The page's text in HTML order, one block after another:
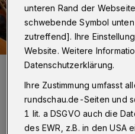
Die Stände auf der Messe sind
Institutionen haben ihr Kommen
Foto: Silke Kamann
unteren Rand der
schwebende Symbol
zutreffend]. Ihre
Website. Weitere
Datenschutzerklärung.
Ihre Zustimmung umfasst
rundschau.de-Seiten und
1 lit. a DSGVO auch die
des EWR, z.B. in den USA